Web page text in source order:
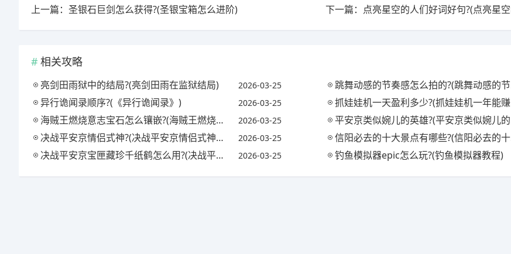
上一篇：圣银石巨剑怎么获得?(圣银宝箱怎么进阶)
相关攻略
亮剑田雨狱中的结局?(亮剑田雨在监狱结局) 2026-03-25 跳舞动感的节奏感怎么拍的?(跳舞动感的节奏感怎么拍的视频)
异行诡闻录顺序?(《异行诡闻录》) 2026-03-25 抓娃娃机一天盈利多少?(抓娃娃机一年能赚多少钱)
海贼王燃烧意志宝石怎么镶嵌?(海贼王燃烧意志宝石镶嵌攻略) 2026-03-25 平安京类似婉儿的英雄?(平安京类似婉儿的英雄名字)
决战平安京情侣式神?(决战平安京情侣式神怎么获得) 2026-03-25 信阳必去的十大景点有哪些?(信阳必去的十大景点有哪些地方)
决战平安京宝匣藏珍千纸鹤怎么用?(决战平安京匣中珍宝活动) 2026-03-25 钓鱼模拟器epic怎么玩?(钓鱼模拟器教程)